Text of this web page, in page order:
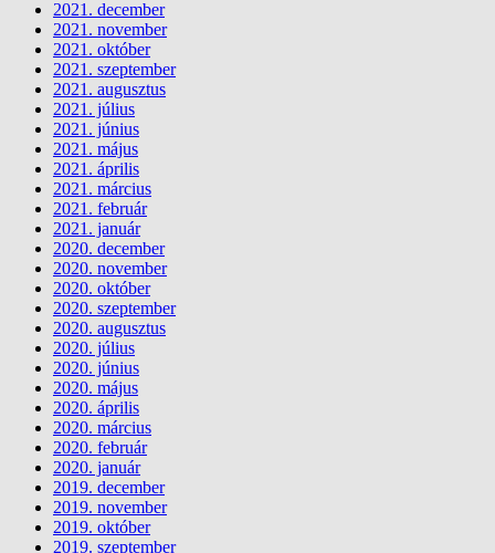
2021. december
2021. november
2021. október
2021. szeptember
2021. augusztus
2021. július
2021. június
2021. május
2021. április
2021. március
2021. február
2021. január
2020. december
2020. november
2020. október
2020. szeptember
2020. augusztus
2020. július
2020. június
2020. május
2020. április
2020. március
2020. február
2020. január
2019. december
2019. november
2019. október
2019. szeptember